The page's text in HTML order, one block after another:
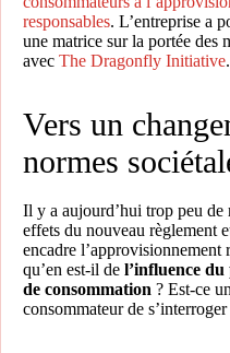
responsables. L’entreprise a
une matrice sur la portée des
avec The Dragonfly Initiative.
Vers un
normes
Il y a aujourd’hui trop peu de
effets du nouveau règlement
encadre l’approvisionnement
qu’en est-il de l’influence du
de consommation ? Est-ce
consommateur de